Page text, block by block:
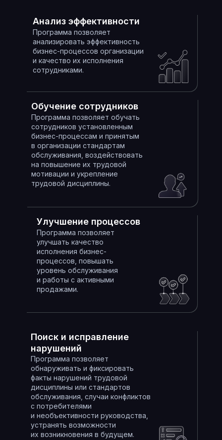
Анализ эффективности
Программа позволяет
анализировать эффективность
бизнес-процессов организации
и качество их исполнения
сотрудниками.
Обучение сотрудников
Программа позволяет обучать
сотрудников установленным
бизнес-процессам и принятым
в организации стандартам
обслуживания, воздействовать
на повышение их трудовой
мотивации и укрепление
трудовой дисциплины.
Улучшение процессов
Программа позволяет
улучшать качество
исполнения бизнес-
процессов, повышать
уровень обслуживания
и работы с активными
продажами.
Поиск и исправление
нарушений
Программа позволяет
обнаруживать и фиксировать
факты нарушений трудовой
дисциплины или стандартов
обслуживания, случаи конфликтов
с потребителями
и необъективности руководства,
устранять возможности
их возникновения в будущем.